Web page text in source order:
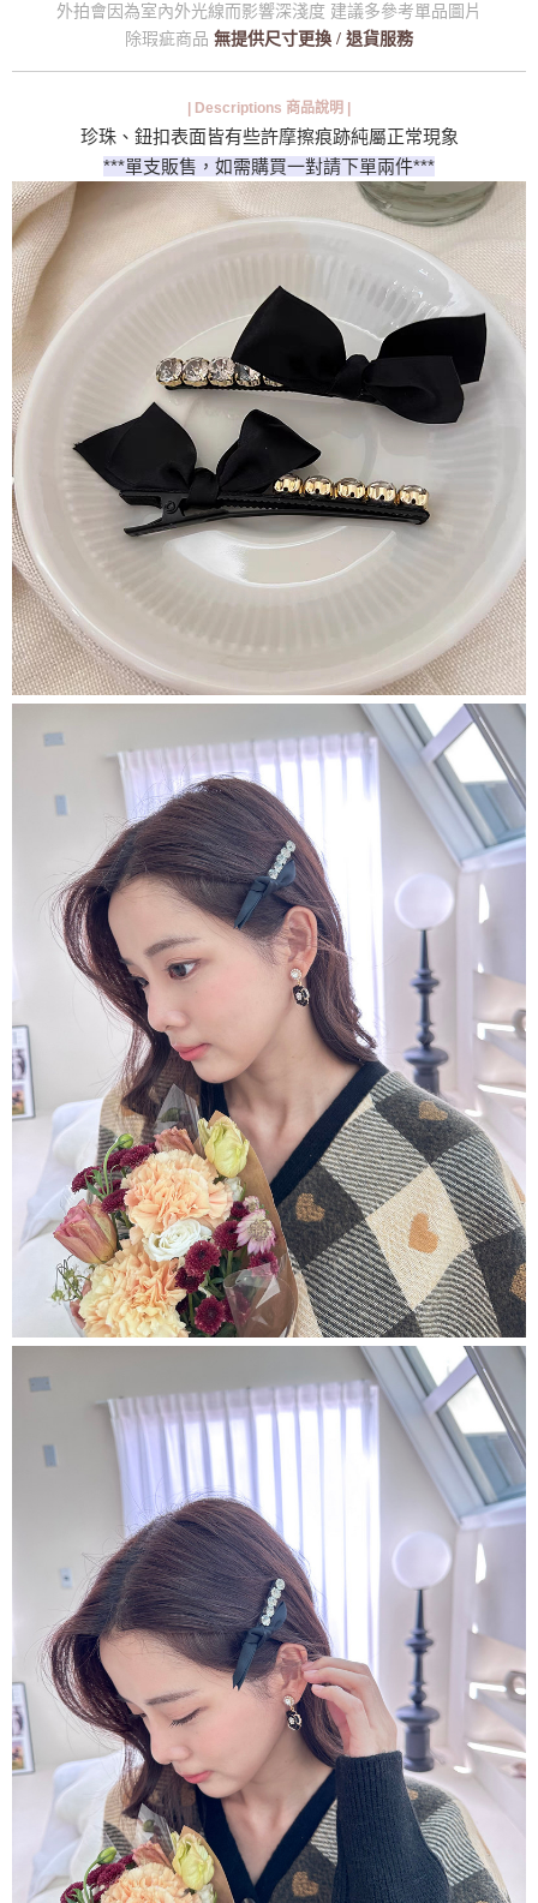
外拍會因為室內外光線而影響深淺度 建議多參考單品圖片
除瑕疵商品 無提供尺寸更換 / 退貨服務
| Descriptions 商品說明 |
珍珠、鈕扣表面皆有些許摩擦痕跡純屬正常現象
***單支販售，如需購買一對請下單兩件***